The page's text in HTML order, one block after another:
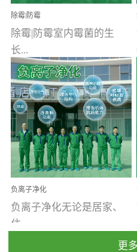
除霉|防霉
除霉|防霉室内霉菌的生
长...
受温度、湿度、基质养
分、通风四个条件影响，
温暖潮湿、营养物质多、
通风缓慢的空间最易滋生
大量霉菌的...
负离子净化
负离子净化无论是居家、
住...
更